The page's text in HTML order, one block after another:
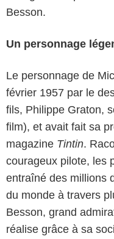
Besson.
Un personnage
Le personnage de
février 1957 par le
fils, Philippe Graton,
film), et avait fait sa
magazine Tintin.
courageux pilote, les
entraîné des millions
du monde à travers
Besson, grand
réalise grâce à sa